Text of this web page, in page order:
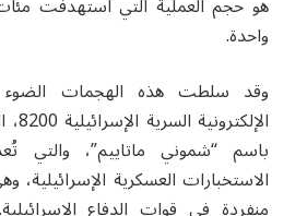
واحدة.
وقد سلطت هذه الهجمات
باسم “شموني ماتاييم”، والتي
الاستخبارات العسكرية